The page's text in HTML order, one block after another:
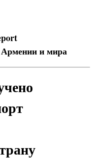
и мира